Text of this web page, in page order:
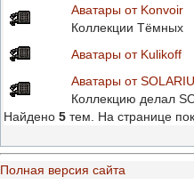
Аватары от Konvoir
Коллекции Тёмных
Аватары от Kulikoff
Аватары от
Коллекцию делал
Найдено 5 тем. На странице
Полная версия сайта